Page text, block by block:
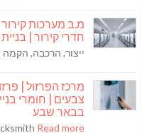
מ.ב מערכות
חדרי קירור |
ייצור, הרכבה, הקמה
מרכז הפרזול |
צבעים | חומרי
בבאר שבע
Read more [...]